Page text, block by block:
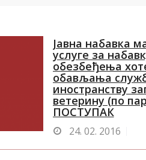
Јавна набавка
услуге за
обезбеђења
обављања
иностранству
ветерину (по
ПОСТУПАК
24. 02. 2016